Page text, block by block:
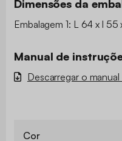
Dimensões da
Embalagem 1: L 64 x l
Manual de
Descarregar o
Cor